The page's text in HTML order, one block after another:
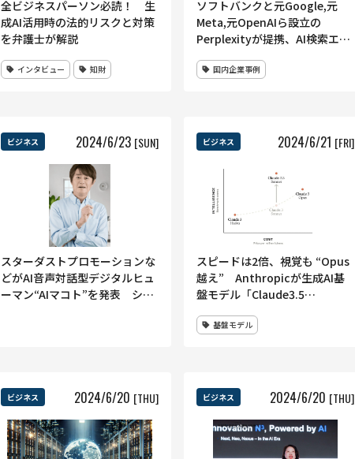
全ビジネスパーソン必読！ 生
成AI活用時の法的リスクと対策
を弁護士が解説
インタビュー 知財
ソフトバンクと元Google,元
Meta,元OpenAIら設立の
Perplexityが提携、AI検索エン
供 国内企業事例
ビジネス 2024/6/23 [SUN]
スターダストプロモーションな
どがAI音声対話型デジタルヒュ
ーマン“AIマコト”を発表 シニ
ビジネス 2024/6/21 [FRI]
スピードは2倍、視覚も “Opus
越え” Anthropicが生成AI基
盤モデル「Claude3.5
基盤モデル
ビジネス 2024/6/20 [THU] ビジネス 2024/6/20 [THU]